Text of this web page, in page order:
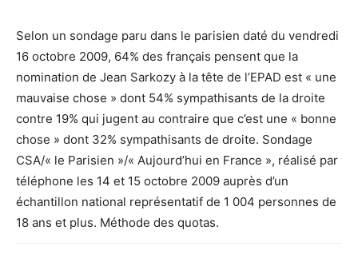
Selon un sondage paru dans le parisien daté du vendredi
16 octobre 2009, 64% des français pensent que la
nomination de Jean Sarkozy à la tête de l’EPAD est « une
mauvaise chose » dont 54% sympathisants de la droite
contre 19% qui jugent au contraire que c’est une « bonne
chose » dont 32% sympathisants de droite. Sondage
CSA/« le Parisien »/« Aujourd’hui en France », réalisé par
téléphone les 14 et 15 octobre 2009 auprès d’un
échantillon national représentatif de 1 004 personnes de
18 ans et plus. Méthode des quotas.